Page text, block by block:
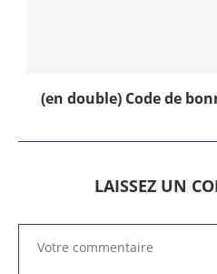
(en double) Code de
LAISSEZ UN